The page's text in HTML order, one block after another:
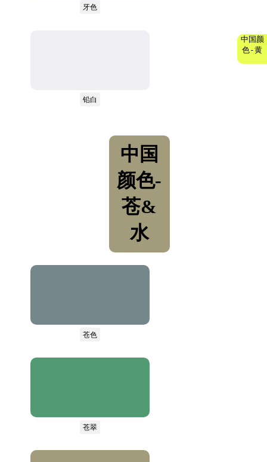
中国颜
色-黄
牙色
铅白
中国
颜色-
苍&
水
苍色
苍翠